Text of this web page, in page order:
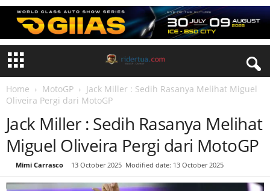
Home MotoGP
Jack Miller : Sedih Rasanya Melihat Miguel
Oliveira Pergi dari MotoGP
Jack Miller : Sedih Rasanya Melihat
Miguel Oliveira Pergi dari MotoGP
Mimi Carrasco 13 October 2025 Modified date: 13 October 2025